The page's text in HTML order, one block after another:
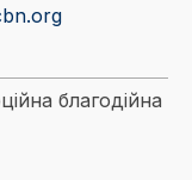
благодійна